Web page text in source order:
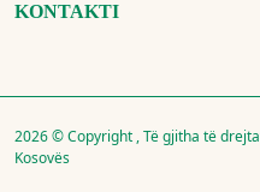
KONTAKTI
2026 © Copyright , Të gjitha të
Kosovës